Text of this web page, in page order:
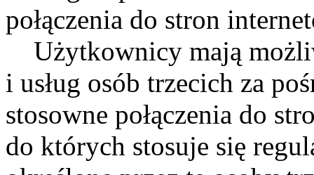
połączenia do stron
Użytkownicy mają
i usług osób trzecich za
stosowne połączenia do
do których stosuje się